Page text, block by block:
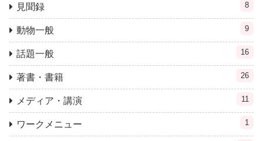
見聞録 8
動物一般 9
話題一般 16
著書・書籍 26
メディア・講演 11
ワークメニュー 1